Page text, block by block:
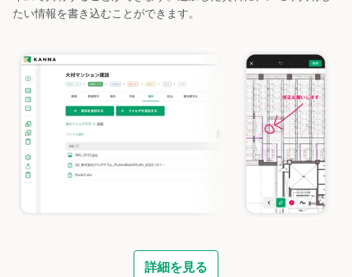
たい情報を書き込むことができます。
詳細を見る